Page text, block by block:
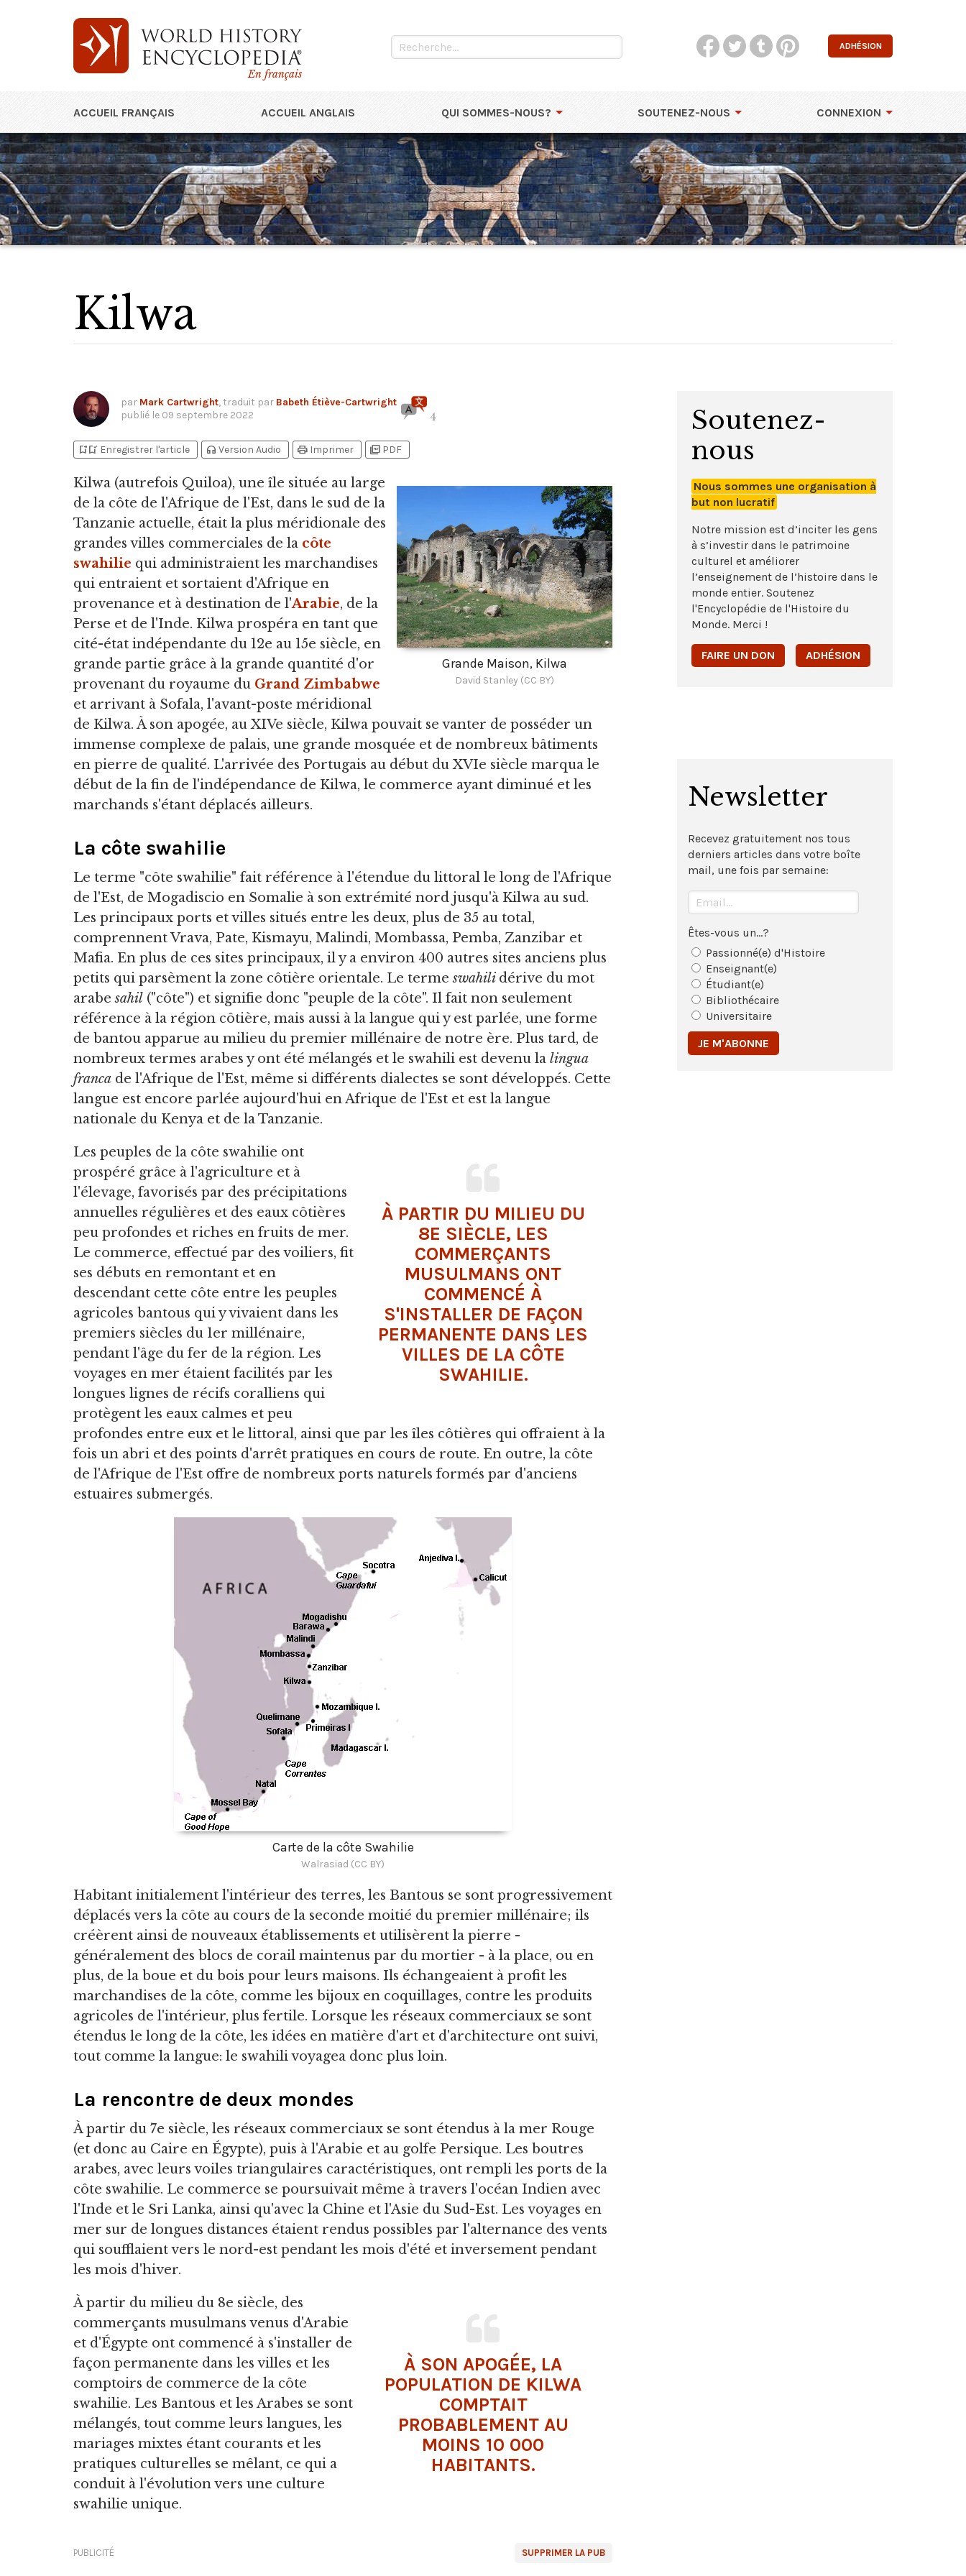
En français
ADHÉSION
ACCUEIL FRANÇAIS ACCUEIL ANGLAIS QUI SOMMES-NOUS? SOUTENEZ-NOUS CONNEXION
Kilwa
par Mark Cartwright, traduit par Babeth Étiève-Cartwright
publié le 09 septembre 2022 4
bookmark_addbookmark_added Enregistrer l'article headphones Version Audio print Imprimer picture_as_pdf PDF
Grande Maison, Kilwa
David Stanley (CC BY)
Kilwa (autrefois Quiloa), une île située au large
de la côte de l'Afrique de l'Est, dans le sud de la
Tanzanie actuelle, était la plus méridionale des
grandes villes commerciales de la côte
swahilie qui administraient les marchandises
qui entraient et sortaient d'Afrique en
provenance et à destination de l'Arabie, de la
Perse et de l'Inde. Kilwa prospéra en tant que
cité-état indépendante du 12e au 15e siècle, en
grande partie grâce à la grande quantité d'or
provenant du royaume du Grand Zimbabwe
et arrivant à Sofala, l'avant-poste méridional
de Kilwa. À son apogée, au XIVe siècle, Kilwa pouvait se vanter de posséder un
immense complexe de palais, une grande mosquée et de nombreux bâtiments
en pierre de qualité. L'arrivée des Portugais au début du XVIe siècle marqua le
début de la fin de l'indépendance de Kilwa, le commerce ayant diminué et les
marchands s'étant déplacés ailleurs.
La côte swahilie
Le terme "côte swahilie" fait référence à l'étendue du littoral le long de l'Afrique
de l'Est, de Mogadiscio en Somalie à son extrémité nord jusqu'à Kilwa au sud.
Les principaux ports et villes situés entre les deux, plus de 35 au total,
comprennent Vrava, Pate, Kismayu, Malindi, Mombassa, Pemba, Zanzibar et
Mafia. En plus de ces sites principaux, il y a environ 400 autres sites anciens plus
petits qui parsèment la zone côtière orientale. Le termeswahili dérive du mot
arabesahil ("côte") et signifie donc "peuple de la côte". Il fait non seulement
référence à la région côtière, mais aussi à la langue qui y est parlée, une forme
de bantou apparue au milieu du premier millénaire de notre ère. Plus tard, de
nombreux termes arabes y ont été mélangés et le swahili est devenu la lingua
franca de l'Afrique de l'Est, même si différents dialectes se sont développés. Cette
langue est encore parlée aujourd'hui en Afrique de l'Est et est la langue
nationale du Kenya et de la Tanzanie.
À PARTIR DU MILIEU DU
8E SIÈCLE, LES
COMMERÇANTS
MUSULMANS ONT
COMMENCÉ À
S'INSTALLER DE FAÇON
PERMANENTE DANS LES
VILLES DE LA CÔTE
SWAHILIE.
Les peuples de la côte swahilie ont
prospéré grâce à l'agriculture et à
l'élevage, favorisés par des précipitations
annuelles régulières et des eaux côtières
peu profondes et riches en fruits de mer.
Le commerce, effectué par des voiliers, fit
ses débuts en remontant et en
descendant cette côte entre les peuples
agricoles bantous qui y vivaient dans les
premiers siècles du 1er millénaire,
pendant l'âge du fer de la région. Les
voyages en mer étaient facilités par les
longues lignes de récifs coralliens qui
protègent les eaux calmes et peu
profondes entre eux et le littoral, ainsi que par les îles côtières qui offraient à la
fois un abri et des points d'arrêt pratiques en cours de route. En outre, la côte
de l'Afrique de l'Est offre de nombreux ports naturels formés par d'anciens
estuaires submergés.
Carte de la côte Swahilie
Walrasiad (CC BY)
Habitant initialement l'intérieur des terres, les Bantous se sont progressivement
déplacés vers la côte au cours de la seconde moitié du premier millénaire; ils
créèrent ainsi de nouveaux établissements et utilisèrent la pierre -
généralement des blocs de corail maintenus par du mortier - à la place, ou en
plus, de la boue et du bois pour leurs maisons. Ils échangeaient à profit les
marchandises de la côte, comme les bijoux en coquillages, contre les produits
agricoles de l'intérieur, plus fertile. Lorsque les réseaux commerciaux se sont
étendus le long de la côte, les idées en matière d'art et d'architecture ont suivi,
tout comme la langue: le swahili voyagea donc plus loin.
La rencontre de deux mondes
À partir du 7e siècle, les réseaux commerciaux se sont étendus à la mer Rouge
(et donc au Caire en Égypte), puis à l'Arabie et au golfe Persique. Les boutres
arabes, avec leurs voiles triangulaires caractéristiques, ont rempli les ports de la
côte swahilie. Le commerce se poursuivait même à travers l'océan Indien avec
l'Inde et le Sri Lanka, ainsi qu'avec la Chine et l'Asie du Sud-Est. Les voyages en
mer sur de longues distances étaient rendus possibles par l'alternance des vents
qui soufflaient vers le nord-est pendant les mois d'été et inversement pendant
les mois d'hiver.
À SON APOGÉE, LA
POPULATION DE KILWA
COMPTAIT
PROBABLEMENT AU
MOINS 10 000
HABITANTS.
À partir du milieu du 8e siècle, des
commerçants musulmans venus d'Arabie
et d'Égypte ont commencé à s'installer de
façon permanente dans les villes et les
comptoirs de commerce de la côte
swahilie. Les Bantous et les Arabes se sont
mélangés, tout comme leurs langues, les
mariages mixtes étant courants et les
pratiques culturelles se mêlant, ce qui a
conduit à l'évolution vers une culture
swahilie unique.
SUPPRIMER LA PUB
PUBLICITÉ
Soutenez-
nous
Nous sommes une organisation à
but non lucratif
Notre mission est d’inciter les gens
à s’investir dans le patrimoine
culturel et améliorer
l’enseignement de l’histoire dans le
monde entier. Soutenez
l'Encyclopédie de l'Histoire du
Monde. Merci !
FAIRE UN DON ADHÉSION
Newsletter
Recevez gratuitement nos tous
derniers articles dans votre boîte
mail, une fois par semaine:
Êtes-vous un...?
Passionné(e) d'Histoire
Enseignant(e)
Étudiant(e)
Bibliothécaire
Universitaire